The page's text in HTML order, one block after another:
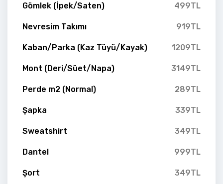
Gömlek (İpek/Saten) 499TL
Nevresim Takımı 919TL
Kaban/Parka (Kaz Tüyü/Kayak) 1209TL
Mont (Deri/Süet/Napa) 3149TL
Perde m2 (Normal) 289TL
Şapka 339TL
Sweatshirt 349TL
Dantel 999TL
Şort 349TL